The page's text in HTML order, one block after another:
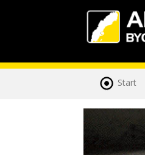
Start